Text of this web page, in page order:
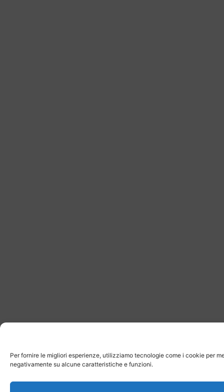
Per fornire le migliori esperienze, utilizziamo tecnologie come i cookie per
negativamente su alcune caratteristiche e funzioni.